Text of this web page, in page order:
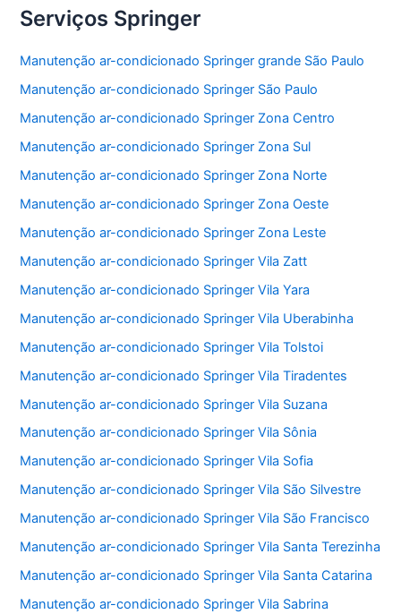
Serviços Springer
Manutenção ar-condicionado Springer grande São Paulo
Manutenção ar-condicionado Springer São Paulo
Manutenção ar-condicionado Springer Zona Centro
Manutenção ar-condicionado Springer Zona Sul
Manutenção ar-condicionado Springer Zona Norte
Manutenção ar-condicionado Springer Zona Oeste
Manutenção ar-condicionado Springer Zona Leste
Manutenção ar-condicionado Springer Vila Zatt
Manutenção ar-condicionado Springer Vila Yara
Manutenção ar-condicionado Springer Vila Uberabinha
Manutenção ar-condicionado Springer Vila Tolstoi
Manutenção ar-condicionado Springer Vila Tiradentes
Manutenção ar-condicionado Springer Vila Suzana
Manutenção ar-condicionado Springer Vila Sônia
Manutenção ar-condicionado Springer Vila Sofia
Manutenção ar-condicionado Springer Vila São Silvestre
Manutenção ar-condicionado Springer Vila São Francisco
Manutenção ar-condicionado Springer Vila Santa Terezinha
Manutenção ar-condicionado Springer Vila Santa Catarina
Manutenção ar-condicionado Springer Vila Sabrina